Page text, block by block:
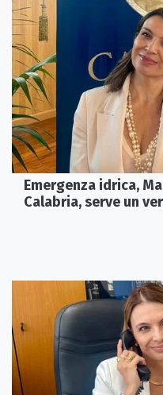
Emergenza idrica,
Calabria, serve un